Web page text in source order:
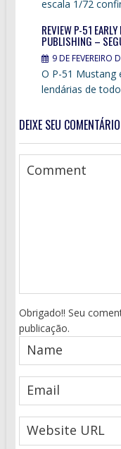
escala 1/72
REVIEW P-51
PUBLISHING –
9 DE FEVEREIRO
O P-51 Mustang
lendárias de
DEIXE SEU COMENTÁRIO
Obrigado!! Seu
publicação.